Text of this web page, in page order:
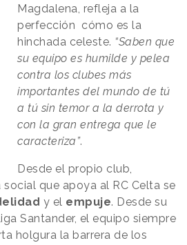
Magdalena, refleja a la
perfección cómo es la
hinchada celeste. “Saben que
su equipo es humilde y pelea
contra los clubes más
importantes del mundo de tú
a tú sin temor a la derrota y
con la gran entrega que le
caracteriza”.
Desde el propio club,
que apoya al RC Celta se
y el empuje. Desde su
Santander, el equipo siempre
holgura la barrera de los